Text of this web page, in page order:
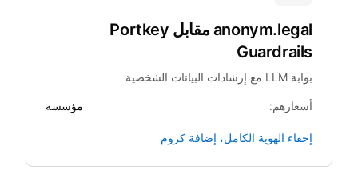
anonym.legal مقابل Portkey
Guardrails
بوابة LLM مع إرشادات البيانات الشخصية
أسعارهم: مؤسسة
إخفاء الهوية الكامل، إضافة كروم